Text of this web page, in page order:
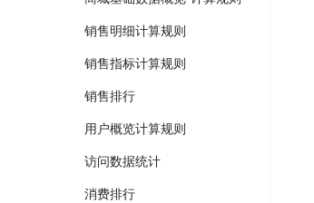
销售明细计算规则
销售指标计算规则
销售排行
用户概览计算规则
访问数据统计
消费排行